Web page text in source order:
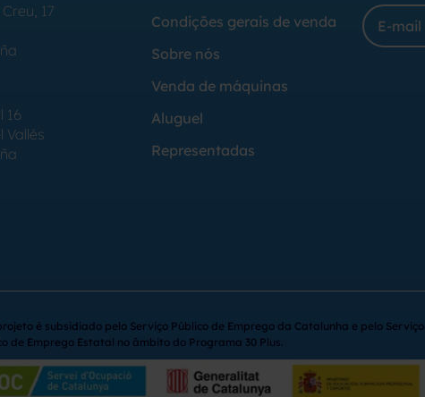
17
16
Vallés
Condições gerais de venda
Sobre nós
Venda de máquinas
Aluguel
Representadas
é subsidiado pelo Serviço Público de Emprego da Catalunha e pelo Serviço
de Emprego Estatal no âmbito do Programa 30 Plus.